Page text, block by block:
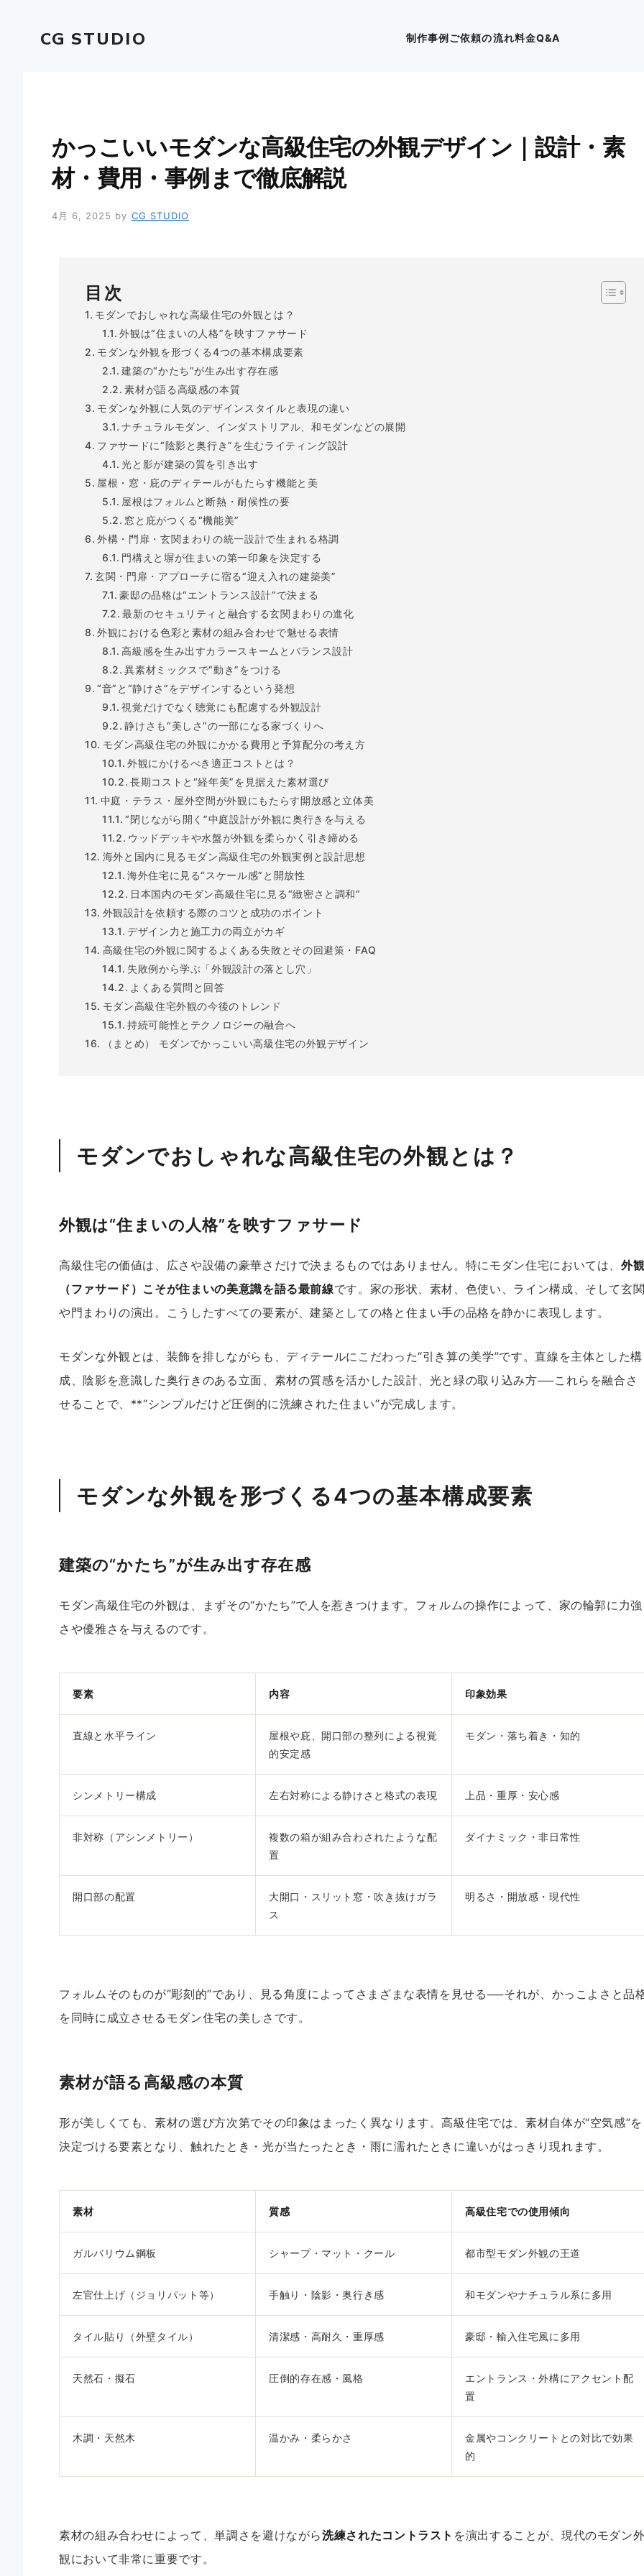
CG STUDIO 制作事例ご依頼の流れ料金Q&A
かっこいいモダンな高級住宅の外観デザイン｜設計・素
材・費用・事例まで徹底解説
4月 6, 2025 by CG STUDIO
目次
モダンでおしゃれな高級住宅の外観とは？
外観は“住まいの人格”を映すファサード
モダンな外観を形づくる4つの基本構成要素
建築の“かたち”が生み出す存在感
素材が語る高級感の本質
モダンな外観に人気のデザインスタイルと表現の違い
ナチュラルモダン、インダストリアル、和モダンなどの展開
ファサードに“陰影と奥行き”を生むライティング設計
光と影が建築の質を引き出す
屋根・窓・庇のディテールがもたらす機能と美
屋根はフォルムと断熱・耐候性の要
窓と庇がつくる“機能美”
外構・門扉・玄関まわりの統一設計で生まれる格調
門構えと塀が住まいの第一印象を決定する
玄関・門扉・アプローチに宿る“迎え入れの建築美”
豪邸の品格は“エントランス設計”で決まる
最新のセキュリティと融合する玄関まわりの進化
外観における色彩と素材の組み合わせで魅せる表情
高級感を生み出すカラースキームとバランス設計
異素材ミックスで“動き”をつける
“音”と“静けさ”をデザインするという発想
視覚だけでなく聴覚にも配慮する外観設計
静けさも“美しさ”の一部になる家づくりへ
モダン高級住宅の外観にかかる費用と予算配分の考え方
外観にかけるべき適正コストとは？
長期コストと“経年美”を見据えた素材選び
中庭・テラス・屋外空間が外観にもたらす開放感と立体美
“閉じながら開く”中庭設計が外観に奥行きを与える
ウッドデッキや水盤が外観を柔らかく引き締める
海外と国内に見るモダン高級住宅の外観実例と設計思想
海外住宅に見る“スケール感”と開放性
日本国内のモダン高級住宅に見る“緻密さと調和”
外観設計を依頼する際のコツと成功のポイント
デザイン力と施工力の両立がカギ
高級住宅の外観に関するよくある失敗とその回避策・FAQ
失敗例から学ぶ「外観設計の落とし穴」
よくある質問と回答
モダン高級住宅外観の今後のトレンド
持続可能性とテクノロジーの融合へ
（まとめ） モダンでかっこいい高級住宅の外観デザイン
モダンでおしゃれな高級住宅の外観とは？
外観は“住まいの人格”を映すファサード
高級住宅の価値は、広さや設備の豪華さだけで決まるものではありません。特にモダン住宅においては、外
（ファサード）こそが住まいの美意識を語る最前線です。家の形状、素材、色使い、ライン構成、そして玄
や門まわりの演出。こうしたすべての要素が、建築としての格と住まい手の品格を静かに表現します。
モダンな外観とは、装飾を排しながらも、ディテールにこだわった“引き算の美学”です。直線を主体とした構
成、陰影を意識した奥行きのある立面、素材の質感を活かした設計、光と緑の取り込み方──これらを融合さ
せることで、**“シンプルだけど圧倒的に洗練された住まい”が完成します。
モダンな外観を形づくる4つの基本構成要素
建築の“かたち”が生み出す存在感
モダン高級住宅の外観は、まずその“かたち”で人を惹きつけます。フォルムの操作によって、家の輪郭に力強
さや優雅さを与えるのです。
要素 内容 印象効果
直線と水平ライン
屋根や庇、開口部の整列による視覚
的安定感
モダン・落ち着き・知的
シンメトリー構成 左右対称による静けさと格式の表現 上品・重厚・安心感
非対称（アシンメトリー）
複数の箱が組み合わされたような配
置
ダイナミック・非日常性
開口部の配置
大開口・スリット窓・吹き抜けガラ
ス
明るさ・開放感・現代性
フォルムそのものが“彫刻的”であり、見る角度によってさまざまな表情を見せる──それが、かっこよさと品
を同時に成立させるモダン住宅の美しさです。
素材が語る高級感の本質
形が美しくても、素材の選び方次第でその印象はまったく異なります。高級住宅では、素材自体が“空気感”を
決定づける要素となり、触れたとき・光が当たったとき・雨に濡れたときに違いがはっきり現れます。
素材 質感 高級住宅での使用傾向
ガルバリウム鋼板 シャープ・マット・クール 都市型モダン外観の王道
左官仕上げ（ジョリパット等） 手触り・陰影・奥行き感 和モダンやナチュラル系に多用
タイル貼り（外壁タイル） 清潔感・高耐久・重厚感 豪邸・輸入住宅風に多用
天然石・擬石 圧倒的存在感・風格
エントランス・外構にアクセント配
置
木調・天然木 温かみ・柔らかさ
金属やコンクリートとの対比で効果
的
素材の組み合わせによって、単調さを避けながら洗練されたコントラスト を演出することが、現代のモダン
観において非常に重要です。